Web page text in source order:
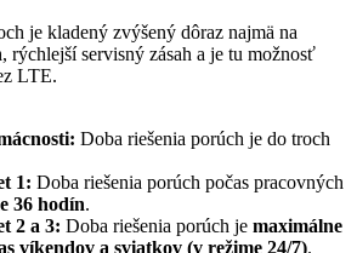
je kladený zvýšený dôraz najmä na
servisný zásah a je tu možnosť
LTE.
Doba riešenia porúch je do troch
1: Doba riešenia porúch počas pracovných
36 hodín.
2 a 3: Doba riešenia porúch je maximálne
víkendov a sviatkov (v režime 24/7).